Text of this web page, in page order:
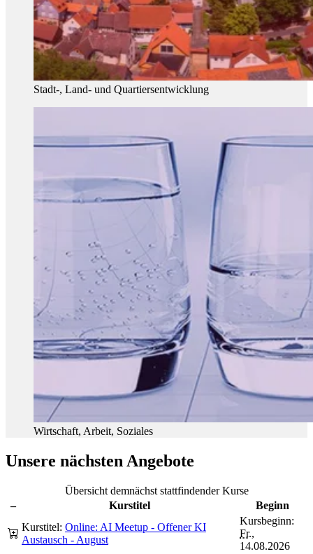
Stadt-, Land- und Quartiersentwicklung
Wirtschaft, Arbeit, Soziales
Unsere nächsten Angebote
Übersicht demnächst stattfindender Kurse
–
Kurstitel
Beginn
Kurstitel: Online: AI Meetup - Offener KI
Austausch - August
Kursbeginn:
Fr.,
14.08.2026